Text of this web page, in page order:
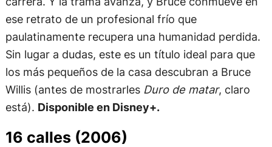
ese retrato de un profesional frío que
paulatinamente recupera una humanidad perdida.
Sin lugar a dudas, este es un título ideal para que
los más pequeños de la casa descubran a Bruce
Willis (antes de mostrarles Duro de matar, claro
está). Disponible en Disney+.
16 calles (2006)